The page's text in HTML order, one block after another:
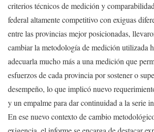
criterios técnicos de medición y
federal altamente competitivo con exiguas
entre las provincias mejor posicionadas,
cambiar la metodología de medición utilizada
adecuarla mucho más a una medición que
esfuerzos de cada provincia por sostener o
desempeño, lo que implicó nuevo
y un empalme para dar continuidad a la serie
En ese nuevo contexto de cambio